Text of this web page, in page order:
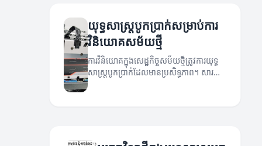
យុទ្ធសាស្ត្របូកប្រាក់សម្រាប់ការ
វិនិយោគសម័យថ្មី
ការវិនិយោគក្នុងសេដ្ឋកិច្ចសម័យថ្មីត្រូវការយុទ្ធ
សាស្ត្របូកប្រាក់ដែលមានប្រសិទ្ធភាព។ សារ
អត្ថបទនេះនឹងនាំអ្នកឆ្ពោះទៅរកវិធីសាស្ត្រថ្មីៗក្នុង